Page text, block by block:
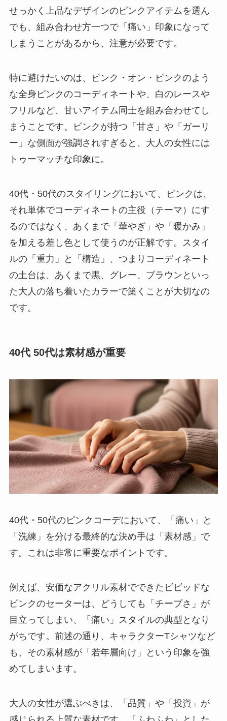
せっかく上品なデザインのピンクアイテムを選ん
でも、組み合わせ方一つで「痛い」印象になって
しまうことがあるから、注意が必要です。
特に避けたいのは、ピンク・オン・ピンクのよう
な全身ピンクのコーディネートや、白のレースや
フリルなど、甘いアイテム同士を組み合わせてし
まうことです。ピンクが持つ「甘さ」や「ガーリ
ー」な側面が強調されすぎると、大人の女性には
トゥーマッチな印象に。
40代・50代のスタイリングにおいて、ピンクは、
それ単体でコーディネートの主役（テーマ）にす
るのではなく、 あくまで「華やぎ」や「暖かみ」
を加える差し色として使うのが正解です。スタイ
ルの「重力」と「構造」、つまりコーディネート
の土台は、あくまで黒、グレー、ブラウンといっ
た大人の落ち着いたカラーで築くことが大切なの
です。
40代 50代は素材感が重要
40代・50代のピンクコーデにおいて、「痛い」と
「洗練」を分ける最終的な決め手は「素材感」で
す。これは非常に重要なポイントです。
例えば、安価なアクリル素材でできたビビッドな
ピンクのセーターは、どうしても「チープさ」が
目立ってしまい、「痛い」スタイルの典型となり
がちです。前述の通り、キャラクターTシャツなど
も、その素材感が「若年層向け」という印象を強
めてしまいます。
大人の女性が選ぶべきは、
「品質」や「投資」が